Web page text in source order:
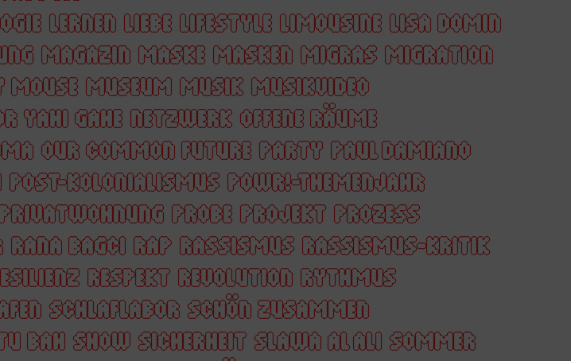
LERNEN LIEBE LIFESTYLE LIMOUSINE LISA DOMIN
MAGAZIN MASKE MASKEN MIGRAS MIGRATION
MOUSE MUSEUM MUSIK MUSIKVIDEO
YAHI GAHE NETZWERK OFFENE RÄUME
OUR COMMON FUTURE PARTY PAUL DAMIANO
POST-KOLONIALISMUS POWR!-THEMENJAHR
PROBE PROJEKT PROZESS
RANA BAGCI RAP RASSISMUS RASSISMUS-KRITIK
RESPEKT REVOLUTION RYTHMUS
SCHLAFLABOR SCHÖN ZUSAMMEN
BAH SHOW SICHERHEIT SLAWA AL ALI SOMMER